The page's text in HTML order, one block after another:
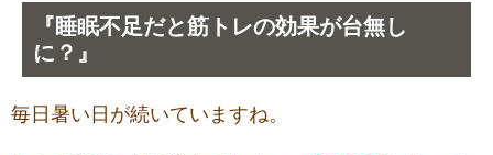
『睡眠不足だと筋トレの効果が台無し
に？』
毎日暑い日が続いていますね。